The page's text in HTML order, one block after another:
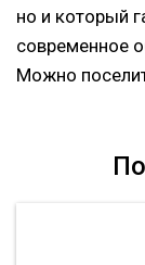
но и который
современное
Можно